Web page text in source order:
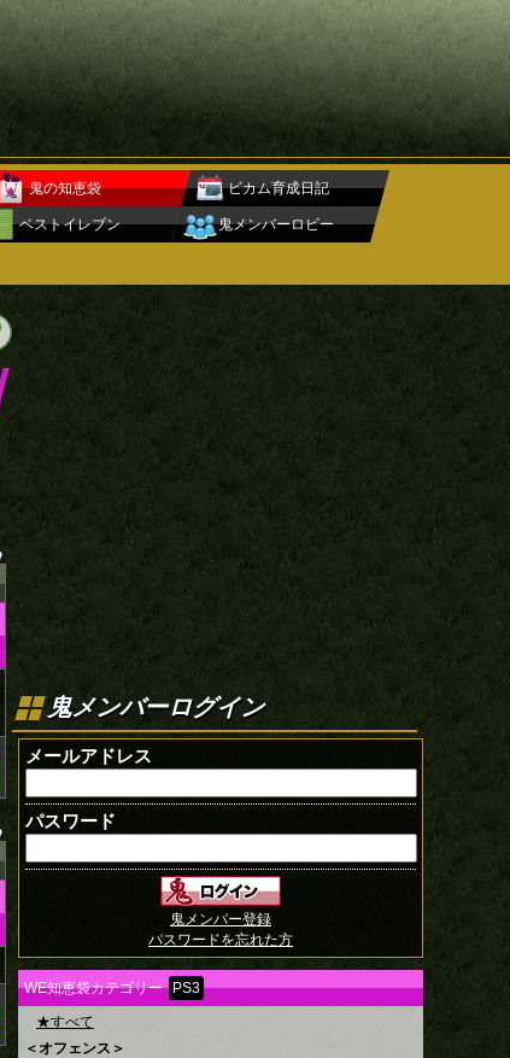
鬼の知恵袋 ビカム育成日記
ベストイレブン 鬼メンバーロビー
鬼メンバーログイン
メールアドレス
パスワード
鬼メンバー登録
パスワードを忘れた方
WE知恵袋カテゴリー
PS3
★すべて
＜オフェンス＞